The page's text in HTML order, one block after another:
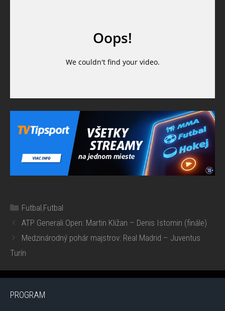
Kategórie
Futbal,Futbal
ATP Generali Open: Martin Kližan – Denis Istomin (finále)
Medzinárodný pohár majstrov: Real Madrid – Juventus
Turín
PROGRAM